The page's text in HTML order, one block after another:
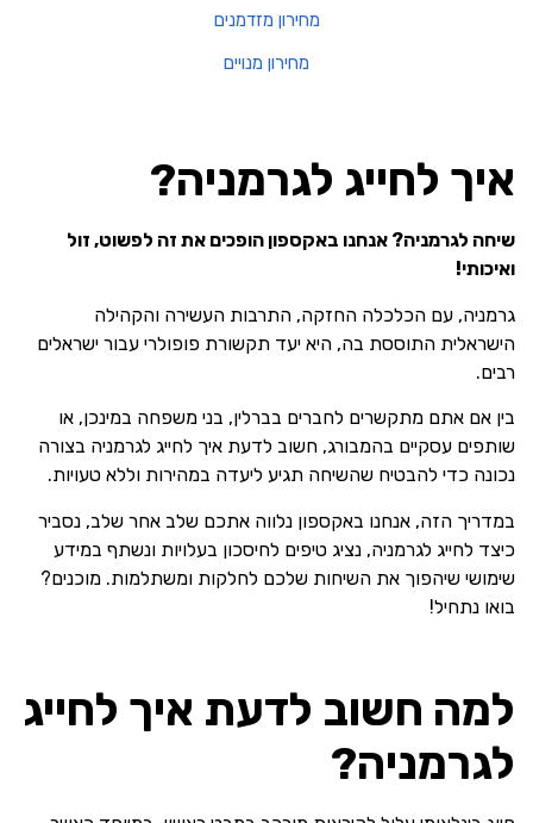
מחירון מזדמנים
מחירון מנויים
איך לחייג לגרמניה?
שיחה לגרמניה? אנחנו באקספון הופכים את זה לפשוט, זול
ואיכותי!
גרמניה, עם הכלכלה החזקה, התרבות העשירה והקהילה
הישראלית התוססת בה, היא יעד תקשורת פופולרי עבור ישראלים
רבים.
בין אם אתם מתקשרים לחברים בברלין, בני משפחה במינכן, או
שותפים עסקיים בהמבורג, חשוב לדעת איך לחייג לגרמניה בצורה
נכונה כדי להבטיח שהשיחה תגיע ליעדה במהירות וללא טעויות.
במדריך הזה, אנחנו באקספון נלווה אתכם שלב אחר שלב, נסביר
כיצד לחייג לגרמניה, נציג טיפים לחיסכון בעלויות ונשתף במידע
שימושי שיהפוך את השיחות שלכם לחלקות ומשתלמות. מוכנים?
בואו נתחיל!
למה חשוב לדעת איך לחייג
לגרמניה?